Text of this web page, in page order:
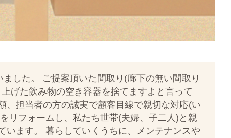
した。 ご提案頂いた間取り(廊下の無い間取り
げた飲み物の空き容器を捨てますよと言って
、担当者の方の誠実で顧客目線で親切な対応(い
リフォームし、私たち世帯(夫婦、子二人)と親
ます。 暮らしていくうちに、メンテナンスや